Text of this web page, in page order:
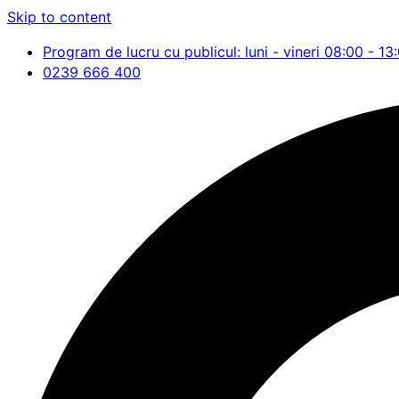
Skip to content
Program de lucru cu publicul: luni - vineri 08:00 -
0239 666 400